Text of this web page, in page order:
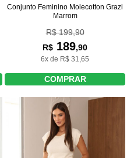
Conjunto Feminino Molecotton Grazi
Marrom
R$ 199,90
R$ 189,90
6x de R$ 31,65
COMPRAR